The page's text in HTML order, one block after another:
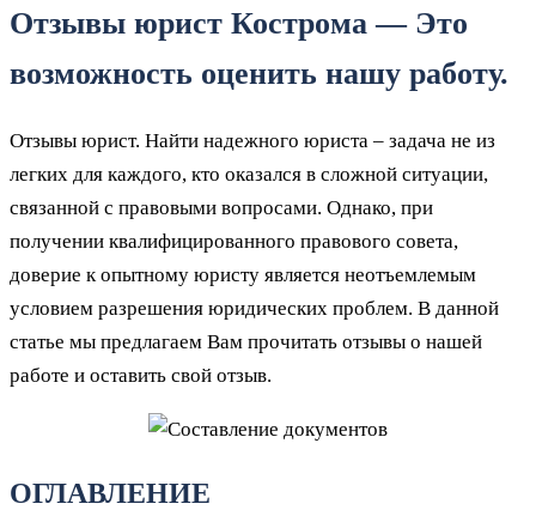
Отзывы юрист Кострома — Это
возможность оценить нашу работу.
Отзывы юрист. Найти надежного юриста – задача не из
легких для каждого, кто оказался в сложной ситуации,
связанной с правовыми вопросами. Однако, при
получении квалифицированного правового совета,
доверие к опытному юристу является неотъемлемым
условием разрешения юридических проблем. В данной
статье мы предлагаем Вам прочитать отзывы о нашей
работе и оставить свой отзыв.
ОГЛАВЛЕНИЕ